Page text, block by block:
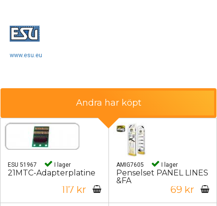
www.esu.eu
Andra har köpt
ESU 51967 I lager
21MTC-Adapterplatine
117 kr
AMIG7605 I lager
Penselset PANEL LINES
&FA
69 kr